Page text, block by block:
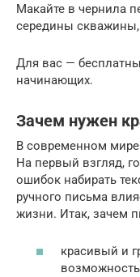
Макайте в чернила
середины скважины,
Для вас —
начинающих.
Зачем нужен
В современном
На первый взгляд,
ошибок набирать
ручного письма
жизни. Итак, зачем
красивый и